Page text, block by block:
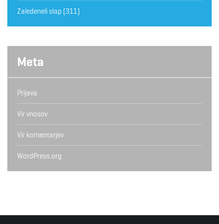
Zaledeneli slap (311)
Meta
Prijava
Vir vnosov
Vir komentarjev
WordPress.org